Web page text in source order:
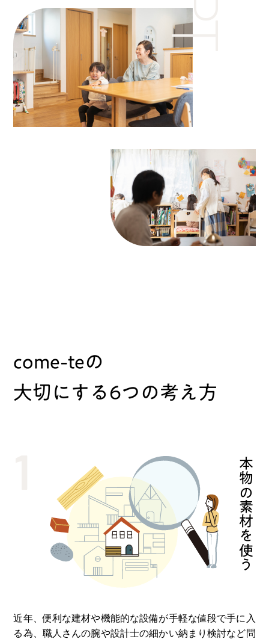
come-teの
⼤切にする6つの考え⽅
本物の素材を使う
近年、便利な建材や機能的な設備が⼿軽な値段で⼿に⼊
る為、職⼈さんの腕や設計⼠の細かい納まり検討など問